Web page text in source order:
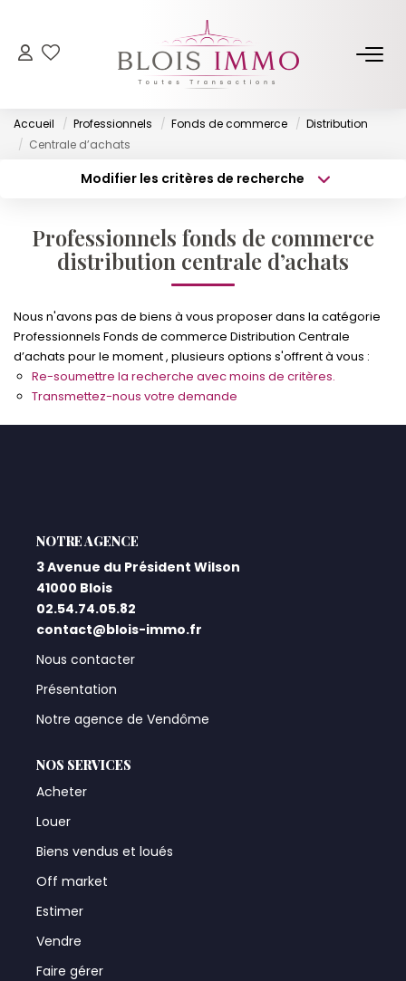
NOS BIENS
Acheter
Off Market
ESTIMER
FAIRE GÉRER
NOTRE AGENCE
Accueil Professionnels Fonds de commerce
Distribution
Centrale d’achats
Modifier les critères de recherche
Sélectionnez...
Type de bien
Surface min
Créer une alerte
Professionnels fonds de commerce
distribution centrale d’achats
Nous n'avons pas de biens à vous proposer dans la catégorie
Professionnels Fonds de commerce Distribution Centrale
d’achats pour le moment , plusieurs options s'offrent à vous :
Re-soumettre la recherche avec moins de critères.
Transmettez-nous votre demande
L'AGENCE
3 Avenue du Président Wilson
41000 Blois
02.54.74.05.82
contact@blois-immo.fr
Nous contacter
Présentation
Notre agence de Vendôme
NOS SERVICES
Acheter
Louer
Biens vendus et loués
Off market
Estimer
Vendre
Faire gérer